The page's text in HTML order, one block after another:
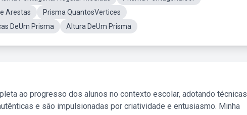
Arestas
Prisma QuantosVertices
DeUm Prisma Altura DeUm Prisma
ao progresso dos alunos no contexto escolar, adotando técnicas
e são impulsionadas por criatividade e entusiasmo. Minha